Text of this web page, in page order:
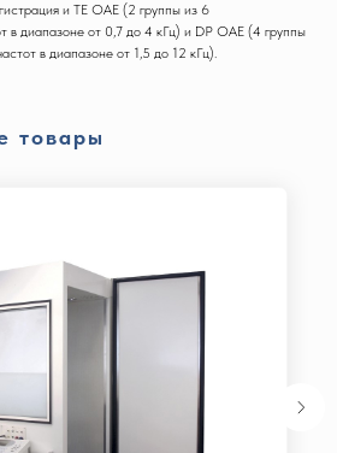
и ТЕ ОАЕ (2 группы из 6
в диапазоне от 0,7 до 4 кГц) и DP OAE (4 группы
в диапазоне от 1,5 до 12 кГц).
товары